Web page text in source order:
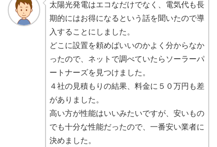
太陽光発電はエコなだけでなく、電気代も長
期的にはお得になるという話を聞いたので導
入することにしました。
どこに設置を頼めばいいのかよく分からなか
ったので、ネットで調べていたらソーラーパ
ートナーズを見つけました。
４社の見積もりの結果、料金に５０万円も差
がありました。
高い方が性能はいいみたいですが、安いもの
でも十分な性能だったので、一番安い業者に
決めました。